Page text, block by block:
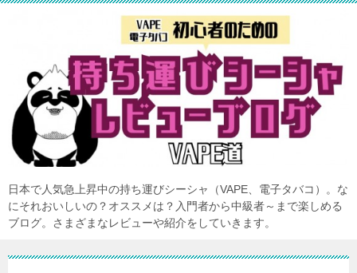
日本で人気急上昇中の持ち運びシーシャ（VAPE、電子タバコ）。な
にそれおいしいの？オススメは？入門者から中級者～まで楽しめる
ブログ。さまざまなレビューや紹介をしていきます。